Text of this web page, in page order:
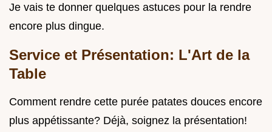
Je vais te donner quelques astuces pour la rendre
encore plus dingue.
Service et Présentation: L'Art de la
Table
Comment rendre cette purée patates douces encore
plus appétissante? Déjà, soignez la présentation!